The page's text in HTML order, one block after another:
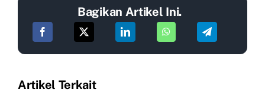
Bagikan Artikel Ini.
Artikel Terkait